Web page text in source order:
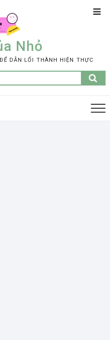
Nhỏ
DẪN LỐI THÀNH HIỆN THỰC
Tìm
kiếm: